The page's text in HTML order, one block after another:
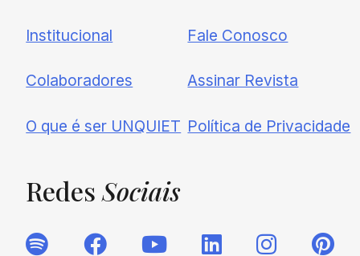
Institucional
Colaboradores
O que é ser UNQUIET
Fale Conosco
Assinar Revista
Política de Privacidade
RedesSociais